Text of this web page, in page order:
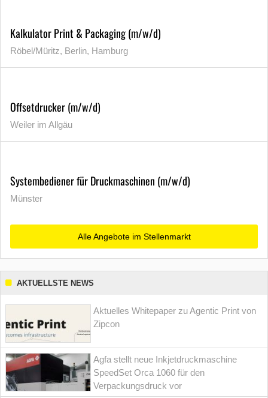
Kalkulator Print & Packaging (m/w/d)
Röbel/Müritz, Berlin, Hamburg
Offsetdrucker (m/w/d)
Weiler im Allgäu
Systembediener für Druckmaschinen (m/w/d)
Münster
Alle Angebote im Stellenmarkt
AKTUELLSTE NEWS
Aktuelles Whitepaper zu Agentic Print von
Zipcon
Agfa stellt neue Inkjetdruckmaschine
SpeedSet Orca 1060 für den
Verpackungsdruck vor